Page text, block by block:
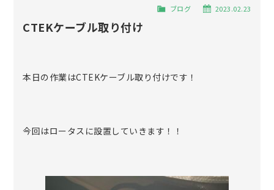
2023.02.23
ブログ
CTEKケーブル取り付け
本日の作業はCTEKケーブル取り付けです！
今回はロータスに設置していきます！！